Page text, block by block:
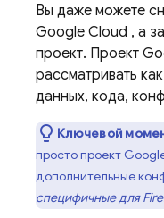
Вы даже можете
Google Cloud , а
проект. Проект
рассматривать
данных, кода,
Ключевой
просто проект
дополнительные
специфичные для